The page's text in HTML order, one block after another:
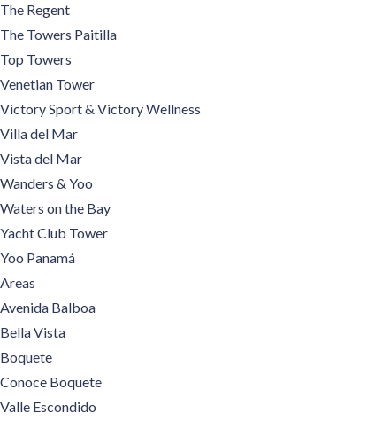
The Regent
The Towers Paitilla
Top Towers
Venetian Tower
Victory Sport & Victory Wellness
Villa del Mar
Vista del Mar
Wanders & Yoo
Waters on the Bay
Yacht Club Tower
Yoo Panamá
Areas
Avenida Balboa
Bella Vista
Boquete
Conoce Boquete
Valle Escondido